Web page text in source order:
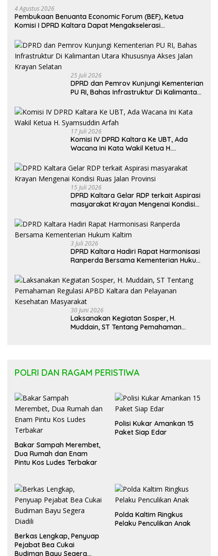
4 Agustus 2026
Pembukaan Benuanta Economic Forum (BEF), Ketua
Komisi I DPRD Kaltara Dapat Mengakselerasi
25 Juli 2026
DPRD dan Pemrov Kunjungi Kementerian
PU RI, Bahas Infrastruktur Di Kalimantan
Selatan
17 Juli 2026
Komisi IV DPRD Kaltara Ke UBT, Ada
Wacana Ini Kata Wakil Ketua H.
15 Juli 2026
DPRD Kaltara Gelar RDP terkait Aspirasi
masyarakat Krayan Mengenai Kondisi
3 Juli 2026
DPRD Kaltara Hadiri Rapat Harmonisasi
Ranperda Bersama Kementerian Hukum
30 Juni 2026
Laksanakan Kegiatan Sosper, H.
Muddain, ST Tentang Pemahaman
POLRI DAN RAGAM PERISTIWA
Bakar Sampah Merembet,
Dua Rumah dan Enam
Pintu Kos Ludes Terbakar
Polisi Kukar Amankan 15
Paket Siap Edar
Berkas Lengkap, Penyuap
Pejabat Bea Cukai
Budiman Bayu Segera
Polda Kaltim Ringkus
Pelaku Penculikan Anak